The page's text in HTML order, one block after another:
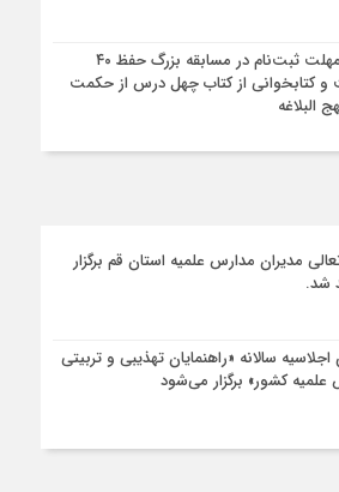
پایان مهلت ثبت‌نام در مسابقه بزرگ حفظ ۴۰
کتابخوانی از کتاب چهل درس از حکمت
البلاغه
مدیران مدارس علمیه استان قم برگزار
شد.
سالانه «راهنمایان تهذیبی و تربیتی
علمیه کشور» برگزار می‌شود